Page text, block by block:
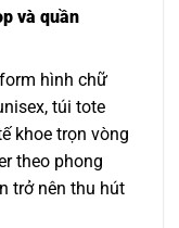
và quần
hình chữ
túi tote
khoe trọn vòng
theo phong
trở nên thu hút